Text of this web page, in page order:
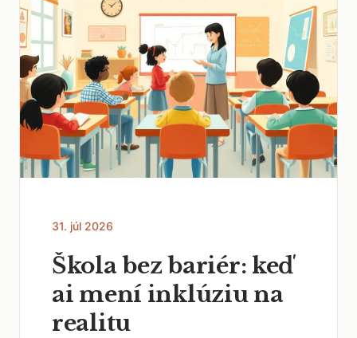
31. júl 2026
Škola bez bariér: keď
ai mení inklúziu na
realitu